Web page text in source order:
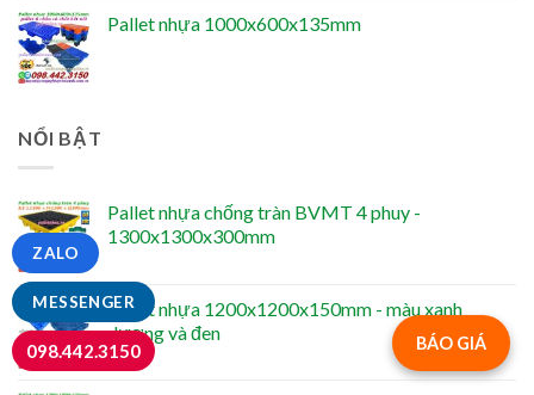
Pallet nhựa 1000x600x135mm
NỔI BẬT
Pallet nhựa chống tràn BVMT 4 phuy -
1300x1300x300mm
Pallet nhựa 1200x1200x150mm - màu xanh
dương và đen
BÁO GIÁ
MESSENGER
ZALO
098.442.3150